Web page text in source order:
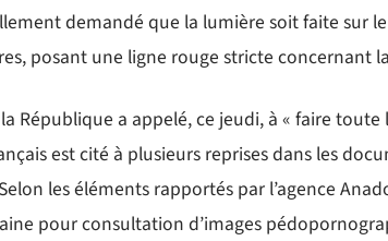
demandé que la lumière soit faite sur
posant une ligne rouge stricte concernant
République a appelé, ce jeudi, à « faire
est cité à plusieurs reprises dans les
les éléments rapportés par l’agence
pour consultation d’images